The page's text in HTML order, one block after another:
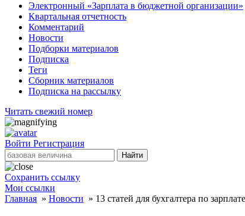
Электронный «Зарплата в бюджетной организации»
Квартальная отчетность
Комментарий
Новости
Подборки материалов
Подписка
Теги
Сборник материалов
Подписка на рассылку
Читать свежий номер
Войти Регистрация
Найти
Сохранить ссылку
Мои ссылки
Главная » Новости » 13 статей для бухгалтера по